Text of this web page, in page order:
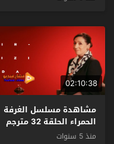
02:10:38
مشاهدة مسلسل الغرفة
الحمراء الحلقة 32 مترجم
منذ 5 سنوات